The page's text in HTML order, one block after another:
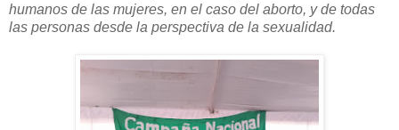
humanos de las mujeres, en el caso del aborto, y de todas
las personas desde la perspectiva de la sexualidad.